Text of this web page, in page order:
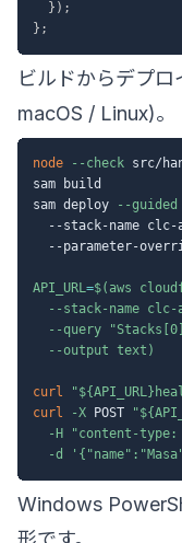
} ) ;
} ;
ビルドからデプ
macOS / Linux)。
node --check src/
sam build
sam deploy
--guided
--stack-name
--parameter-
API_URL=$( aws
--stack-name
--query
--output text )
curl "${API_URL}
curl
-X POST "
-H
"content-
-d
Windows